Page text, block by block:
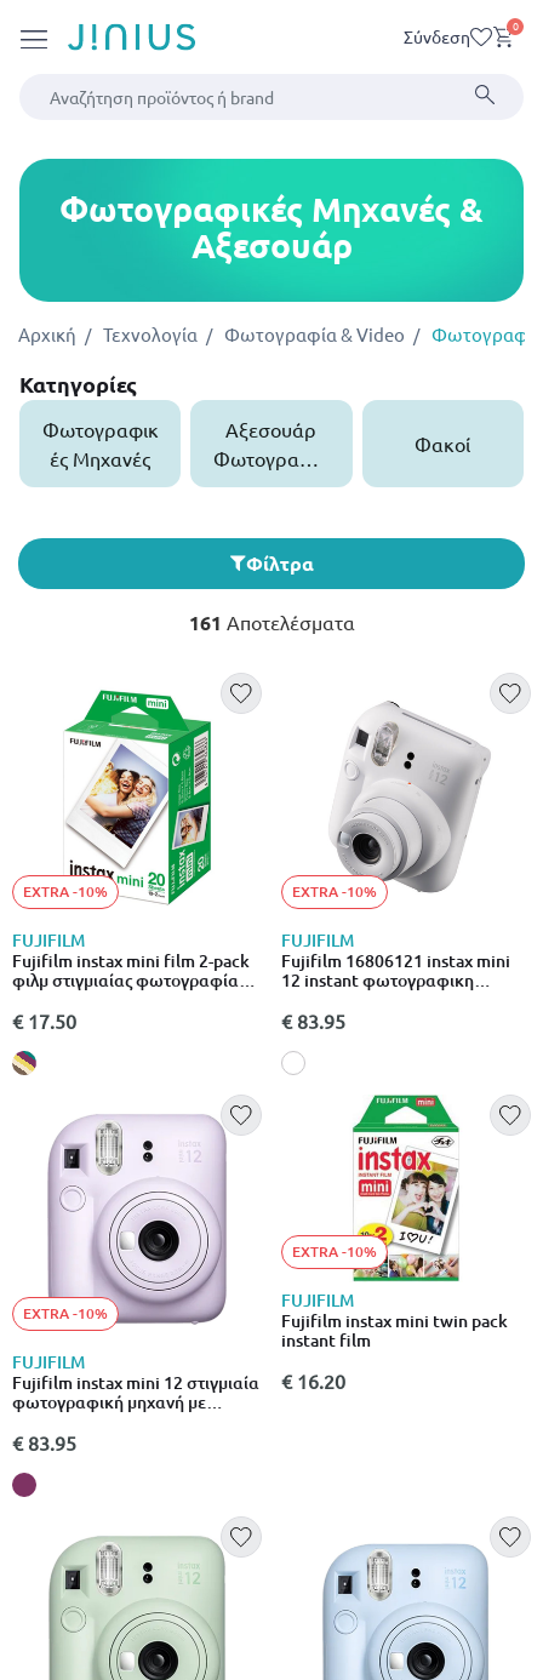
Σύνδεση 0
Φωτογραφικές Μηχανές &
Αξεσουάρ
Αρχική Τεχνολογία Φωτογραφία & Video
Κατηγορίες
Φωτογραφικ
ές Μηχανές
Αξεσουάρ
Φωτογραφικ
ών Μηχανών
Φακοί
Φίλτρα
161 Αποτελέσματα
EXTRA -10%
FUJIFILM
Fujifilm instax mini film 2-pack
φιλμ στιγμιαίας φωτογραφίας
μηχανές
€ 17.50
EXTRA -10%
FUJIFILM
Fujifilm 16806121 instax mini
12 instant φωτογραφικη
€ 83.95
EXTRA -10%
FUJIFILM
Fujifilm instax mini 12 στιγμιαία
φωτογραφική μηχανή με
close-up μωβ
€ 83.95
EXTRA -10%
FUJIFILM
Fujifilm instax mini twin pack
instant film
€ 16.20